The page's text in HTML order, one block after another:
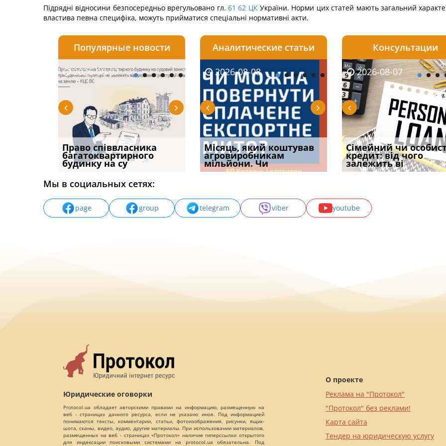
Підрядні відносини безпосередньо врегульовано гл. 61 62 ЦКУкраїни. Норми цих статей мають загальний
властива певна специфіка, можуть прийматися спеціальні нормативні акти.
Популярные новости
2026-08-07
Право співвласника
багатоквартирного
будинку на су
2026-08-06
Якщо суд встановив для
відшкодування шкоди
наявніс
2026-08-06
Документи, на яких не
проставляється
апостиль: пер
Аналитические статьи
2026-08-03
ФУНДАМЕНТАЛЬНА
ПРОБЛЕМА «СУДОВОЇ
ПРАКТИКИ», АБО ПР
2026-08-08
Місяць, який коштував
агровиробникам
мільйони. Чи
2026-08-07
Огляд практики ВС від
Ростислава Кравця, що
опублі
Консультации
2026-08-05
Чи потрібна ФОП
печатка у 2026 році:
правила засто
2026-08-07
Сімейний чи
кредит: від чого
залежить ві
2026-07-30
Восьмий ААС
підтвердив, що
може скас
Мы в социальных сетях:
page group telegram viber youtube
Юридические оговорки
Protocol.ua обладает авторскими правами на информацию, размещенную на
веб - страницах данного ресурса, если не указано иное. Под информацией
понимаются тексты, комментарии, статьи, фотоизображения, рисунки, ящик-
шота, сканы, видео, аудио, другие материалы. При использовании материалов,
размещенных на веб - страницах «Протокол» наличие гиперссылки открытого
для индексации поисковыми системами на protocol.ua обязательна. Под
О проекте
Реклама на "Протокол"
"Протокол" без реклами!
Карта сайта
Тендер на юридическую услугу